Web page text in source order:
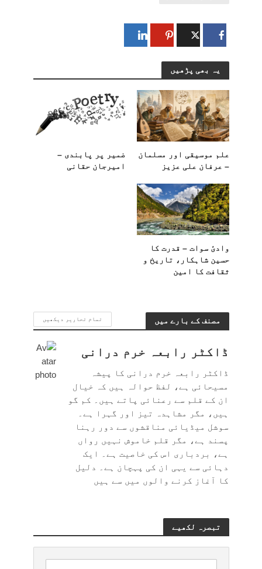
یہ بھی پڑھیں
علم موسیقی اور مسلمان
– عرفان علی عزیز
ضمیر پر پابندی –
امیرجان حقانی
وادیٔ سوات – قدرت کا
حسین شاہکار، تاریخ و
ثقافت کا امین
مصنف کے بارے میں تمام تحاریر دیکھیں
ڈاکٹر رابعہ خرم درانی
ڈاکٹر رابعہ خرم درانی کا پیشہ
مسیحائی ہے، لفظ حوالہ ہیں کہ خیال
ان کے قلم سے رعنائی پاتے ہیں۔ کم گو
ہیں، مگر مشاہدہ تیز اور گہرا ہے۔
سوشل میڈیائی مناقشوں سے دور رہنا
پسند ہے، مگر قلم خاموش نہیں رواں
ہے، بردباری اس کی خاصیت ہے۔ ایک
دہائی سے یہی ان کی پہچان ہے۔ دلیل
کا آغاز کرنے والوں میں سے ہیں
تبصرہ لکھیے